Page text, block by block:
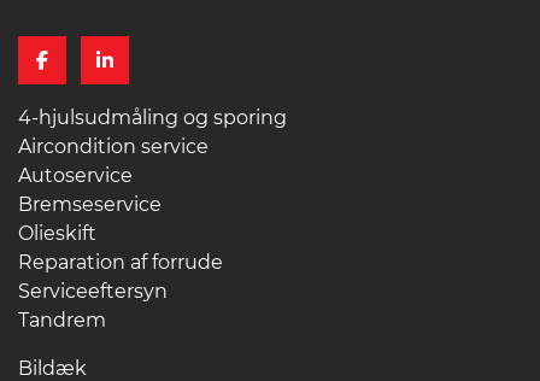
4-hjulsudmåling og sporing
Aircondition service
Autoservice
Bremseservice
Olieskift
Reparation af forrude
Serviceeftersyn
Tandrem
Bildæk